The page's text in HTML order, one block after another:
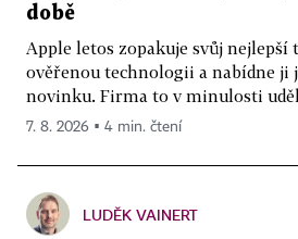
době
Apple letos zopakuje svůj nejlepší
ověřenou technologii a nabídne ji
novinku. Firma to v minulosti
7. 8. 2026 ▪ 4 min. čtení
LUDĚK VAINERT